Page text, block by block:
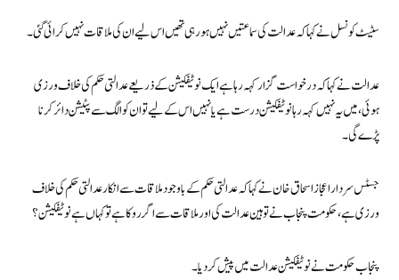
سٹیٹ کونسل نے کہا کہ عدالت کی سماعتیں نہیں ہو رہی تھیں اس لیے ان کی ملاقات نہیں کرائی گئی۔
عدالت نے کہا کہ درخواست گزار کہہ رہا ہے ایک نوٹیفکیشن کے ذریعے عدالتی حکم کی خلاف ورزی
ہوئی، میں یہ نہیں کہہ رہا نوٹیفکیشن درست ہے یا نہیں اس کے لیے تو ان کو الگ سے پٹیشن دائر کرنا
پڑے گی۔
جسٹس سردار اعجاز اسحاق خان نے کہا کہ عدالتی حکم کے باوجود ملاقات سے انکار عدالتی حکم کی خلاف
ورزی ہے، حکومت پنجاب نے توہین عدالت کی اور ملاقات سے اگر روکا ہے تو کہاں ہے نوٹیفکیشن؟
پنجاب حکومت نے نوٹیفکیشن عدالت میں پیش کر دیا۔